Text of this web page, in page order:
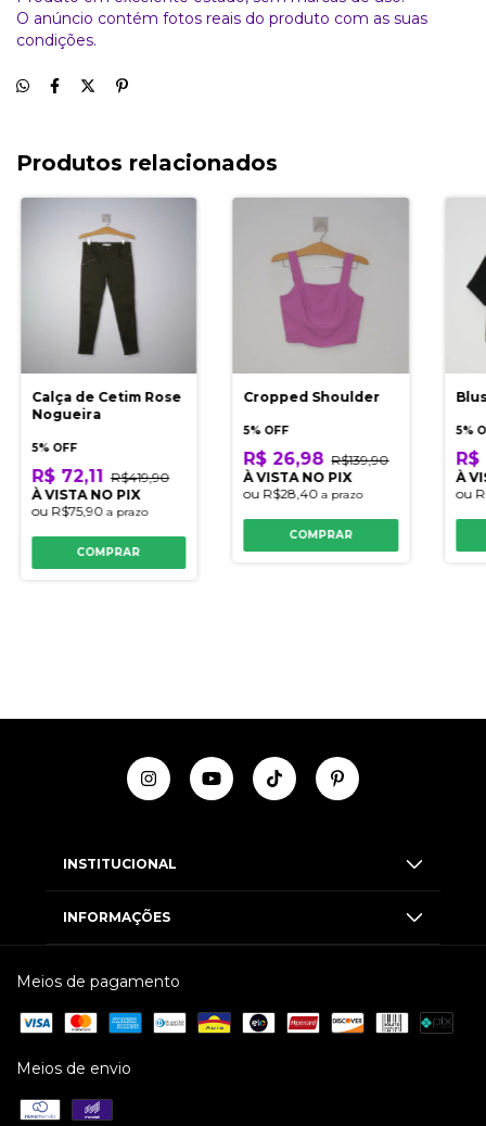
O anúncio contém fotos reais do produto com as suas
condições.
Produtos relacionados
Calça de Cetim Rose
Nogueira
5% OFF
R$ 72,11 R$419,90
À VISTA NO PIX
ou R$75,90 a prazo
COMPRAR
Cropped Shoulder
5% OFF
R$ 26,98 R$139,90
À VISTA NO PIX
ou R$28,40a prazo
COMPRAR
5%
R$
À
ou
INSTITUCIONAL
INFORMAÇÕES
Meios de pagamento
Meios de envio